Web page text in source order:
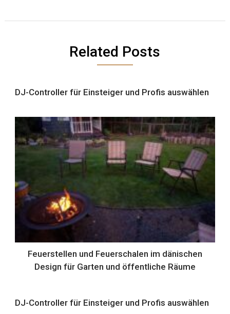
Related Posts
DJ-Controller für Einsteiger und Profis auswählen
Feuerstellen und Feuerschalen im dänischen
Design für Garten und öffentliche Räume
DJ-Controller für Einsteiger und Profis auswählen